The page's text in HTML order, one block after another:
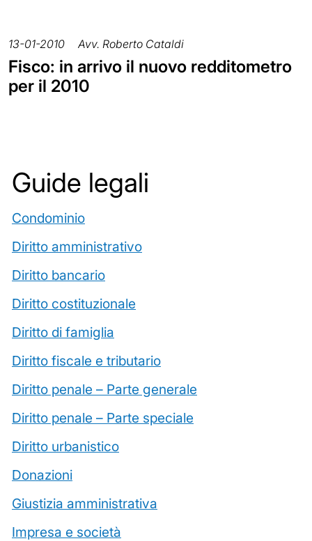
13-01-2010 Avv. Roberto Cataldi
Fisco: in arrivo il nuovo redditometro
per il 2010
Guide legali
Condominio
Diritto amministrativo
Diritto bancario
Diritto costituzionale
Diritto di famiglia
Diritto fiscale e tributario
Diritto penale – Parte generale
Diritto penale – Parte speciale
Diritto urbanistico
Donazioni
Giustizia amministrativa
Impresa e società